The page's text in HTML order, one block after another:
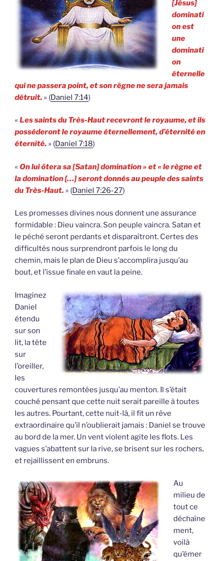
[Jésus]
dominati
on est
une
dominati
on
éternelle
qui ne passera point, et son règne ne sera jamais
détruit. » (Daniel 7:14)
« Les saints du Très-Haut recevront le royaume, et ils
posséderont le royaume éternellement, d’éternité en
éternité. » (Daniel 7:18)
« On lui ôtera sa [Satan] domination » et « le règne et
la domination […] seront donnés au peuple des saints
du Très-Haut. » (Daniel 7:26-27)
Les promesses divines nous donnent une assurance
formidable : Dieu vaincra. Son peuple vaincra. Satan et
le péché seront perdants et disparaîtront. Certes des
difficultés nous surprendront parfois le long du
chemin, mais le plan de Dieu s’accomplira jusqu’au
bout, et l’issue finale en vaut la peine.
Imaginez
Daniel
étendu
sur son
lit, la tête
sur
l’oreiller,
les
couvertures remontées jusqu’au menton. Il s’était
couché pensant que cette nuit serait pareille à toutes
les autres. Pourtant, cette nuit-là, il fit un rêve
extraordinaire qu’il n’oublierait jamais : Daniel se trouve
au bord de la mer. Un vent violent agite les flots. Les
vagues s’abattent sur la rive, se brisent sur les rochers,
et rejaillissent en embruns.
Au
milieu de
tout ce
déchaîne
ment,
voilà
qu’émer